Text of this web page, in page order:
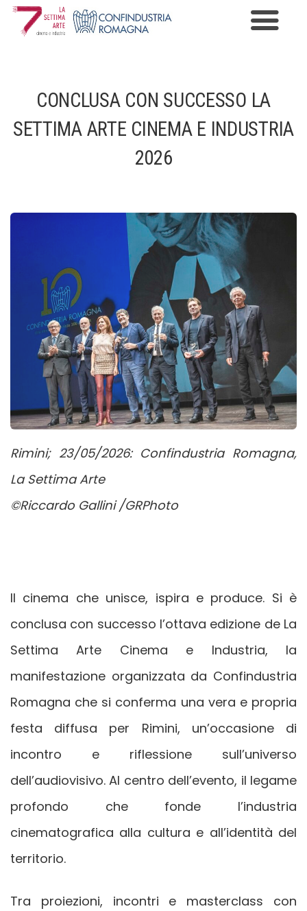
Programma
Edizioni
Contatti
Informazioni Privacy
CONCLUSA CON SUCCESSO LA
SETTIMA ARTE CINEMA E INDUSTRIA
2026
Rimini; 23/05/2026: Confindustria Romagna,
La Settima Arte
©Riccardo Gallini /GRPhoto
Il cinema che unisce, ispira e produce. Si è
conclusa con successo l’ottava edizione de La
Settima Arte Cinema e Industria, la
manifestazione organizzata da Confindustria
Romagna che si conferma una vera e propria
festa diffusa per Rimini, un’occasione di
incontro e riflessione sull’universo
dell’audiovisivo. Al centro dell’evento, il legame
profondo che fonde l’industria
cinematografica alla cultura e all’identità del
territorio.
Tra proiezioni, incontri e masterclass con